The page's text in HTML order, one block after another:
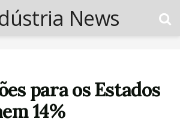
para os Estados
14%